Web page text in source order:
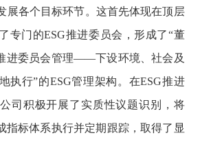
展各个目标环节。这首先体现在顶层
专门的ESG推进委员会，形成了“董
进委员会管理——下设环境、社会及
执行”的ESG管理架构。在ESG推进
司积极开展了实质性议题识别，将
指标体系执行并定期跟踪，取得了显